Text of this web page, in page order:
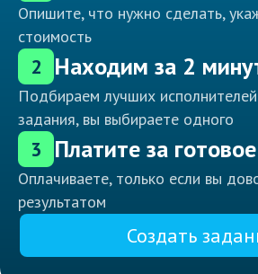
Опишите, что нужно сделать,
стоимость
2 Находим за 2
Подбираем лучших
задания, вы выбираете одного
3 Платите за готовое
Оплачиваете, только если вы
результатом
Создать